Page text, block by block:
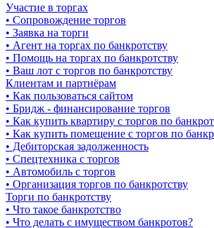
Участие в торгах
• Сопровождение торгов
• Заявка на торги
• Агент на торгах по банкротству
• Помощь на торгах по банкротству
• Ваш лот с торгов по банкротству
Клиентам и партнёрам
• Как пользоваться сайтом
• Бридж - финансирование торгов
• Как купить квартиру с торгов по
• Как купить помещение с торгов по
• Дебиторская задолженность
• Спецтехника с торгов
• Автомобиль с торгов
• Организация торгов по банкротству
Торги по банкротству
• Что такое банкротство
• Что делать с имуществом банкротов?